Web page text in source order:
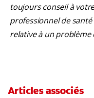
toujours conseil à
professionnel de
relative à un
Articles associés